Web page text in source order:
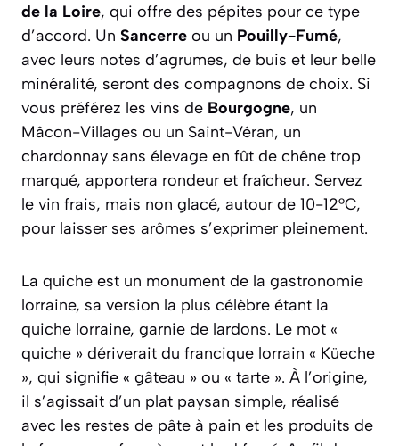
de la Loire, qui offre des pépites pour ce type
d’accord. Un Sancerre ou un Pouilly-Fumé,
avec leurs notes d’agrumes, de buis et leur belle
minéralité, seront des compagnons de choix. Si
vous préférez les vins de Bourgogne, un
Mâcon-Villages ou un Saint-Véran, un
chardonnay sans élevage en fût de chêne trop
marqué, apportera rondeur et fraîcheur. Servez
le vin frais, mais non glacé, autour de 10-12°C,
pour laisser ses arômes s’exprimer pleinement.
La quiche est un monument de la gastronomie
lorraine, sa version la plus célèbre étant la
quiche lorraine, garnie de lardons. Le mot «
quiche » dériverait du francique lorrain « Küeche
», qui signifie « gâteau » ou « tarte ». À l’origine,
il s’agissait d’un plat paysan simple, réalisé
avec les restes de pâte à pain et les produits de